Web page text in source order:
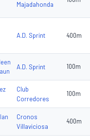
Majadahonda
A.D. Sprint 400m
A.D. Sprint 100m
Club
Corredores
100m
Cronos
Villaviciosa
400m